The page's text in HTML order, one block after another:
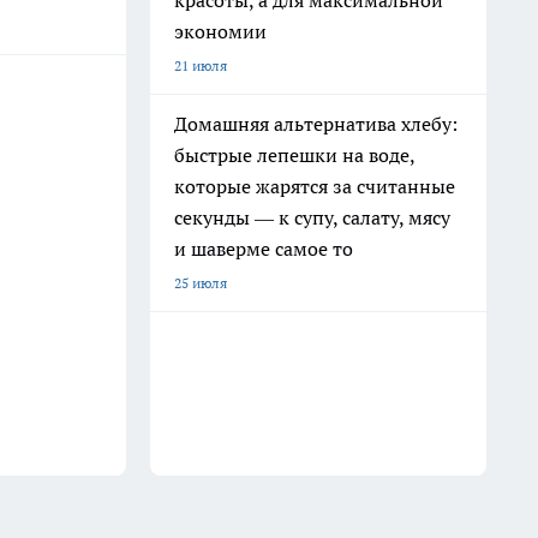
экономии
21 июля
Домашняя альтернатива хлебу:
быстрые лепешки на воде,
которые жарятся за считанные
секунды — к супу, салату, мясу
и шаверме самое то
25 июля